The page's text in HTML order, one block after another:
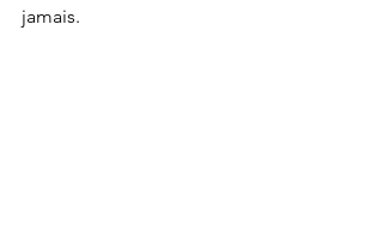
jamais.